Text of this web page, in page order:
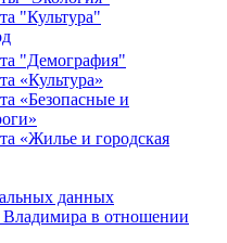
"Культура"
"Демография"
«Культура»
«Безопасные и
«Жилье и городская
данных
в отношении